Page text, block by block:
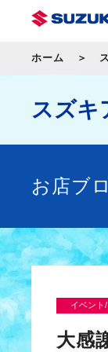
ホーム
スズキ
お店ブ
イベント
大感